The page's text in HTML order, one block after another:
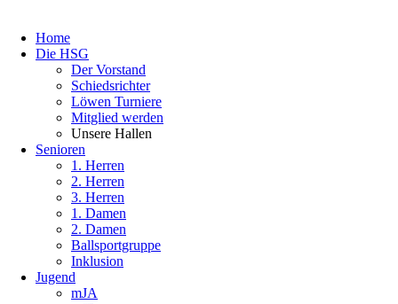
Home
Die HSG
Der Vorstand
Schiedsrichter
Löwen Turniere
Mitglied werden
Unsere Hallen
Senioren
1. Herren
2. Herren
3. Herren
1. Damen
2. Damen
Ballsportgruppe
Inklusion
Jugend
mJA